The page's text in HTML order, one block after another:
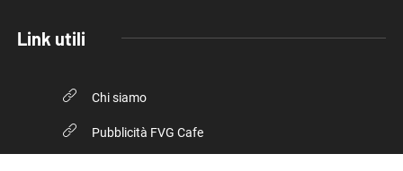
Link utili
Chi siamo
Pubblicità FVG Cafe